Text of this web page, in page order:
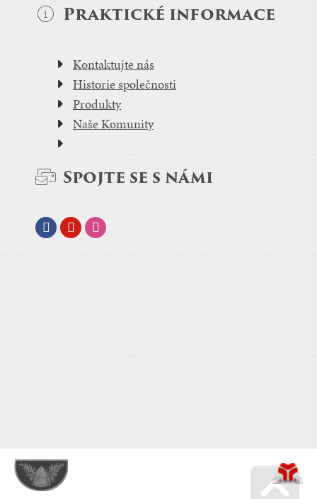
Praktické informace
Kontaktujte nás
Historie společnosti
Produkty
Naše Komunity
Spojte se s námi
FacebookYoutube